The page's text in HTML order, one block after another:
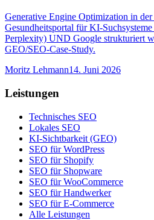
Generative Engine Optimization in
Gesundheitsportal für KI-
Perplexity) UND Google strukturiert
GEO/SEO-Case-Study.
Moritz Lehmann14. Juni 2026
Leistungen
Technisches SEO
Lokales SEO
KI-Sichtbarkeit (GEO)
SEO für WordPress
SEO für Shopify
SEO für Shopware
SEO für WooCommerce
SEO für Handwerker
SEO für E-Commerce
Alle Leistungen